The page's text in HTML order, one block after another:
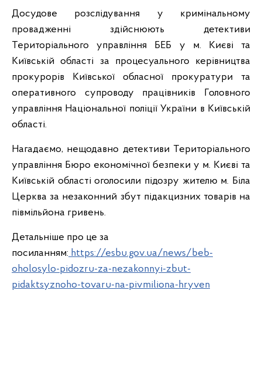
Досудове розслідування у кримінальному
провадженні здійснюють детективи
Територіального управління БЕБ у м. Києві та
Київській області за процесуального керівництва
прокурорів Київської обласної прокуратури та
оперативного супроводу працівників Головного
управління Національної поліції України в Київській
області.
Нагадаємо, нещодавно детективи Територіального
управління Бюро економічної безпеки у м. Києві та
Київській області оголосили підозру жителю м. Біла
Церква за незаконний збут підакцизних товарів на
півмільйона гривень.
Детальніше про це за
посиланням: https://esbu.gov.ua/news/beb-
oholosylo-pidozru-za-nezakonnyi-zbut-
pidaktsyznoho-tovaru-na-pivmiliona-hryven